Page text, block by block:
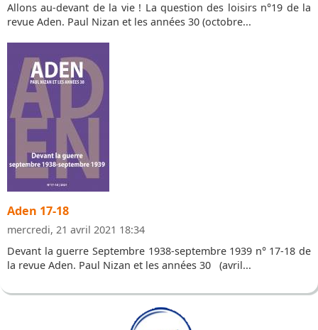
Allons au-devant de la vie ! La question des loisirs n°19 de la
revue Aden. Paul Nizan et les années 30 (octobre...
Aden 17-18
mercredi, 21 avril 2021 18:34
Devant la guerre Septembre 1938-septembre 1939 n° 17-18 de
la revue Aden. Paul Nizan et les années 30 (avril...